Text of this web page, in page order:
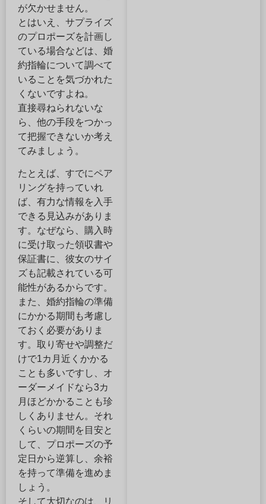
が欠かせません。
とはいえ、サプライズ
のプロポーズを計画し
ている場合などは、婚
約指輪について調べて
いることを気づかれた
くないですよね。
直接尋ねられないな
ら、他の手段をつかっ
て把握できないか考え
てみましょう。
たとえば、すでにペア
リングを持っていれ
ば、有力な情報を入手
できる見込みがありま
す。なぜなら、購入時
に受け取った領収書や
保証書に、彼女のサイ
ズも記載されている可
能性があるからです。
また、婚約指輪の準備
にかかる期間も考慮し
ておく必要がありま
す。取り寄せや調整だ
けで1カ月近くかかる
ことも多いですし、オ
ーダーメイドなら3カ
月ほどかかることも珍
しくありません。それ
くらいの期間を目安と
して、プロポーズの予
定日から逆算し、余裕
を持って準備を進めま
しょう。
そして大切なのは、リ